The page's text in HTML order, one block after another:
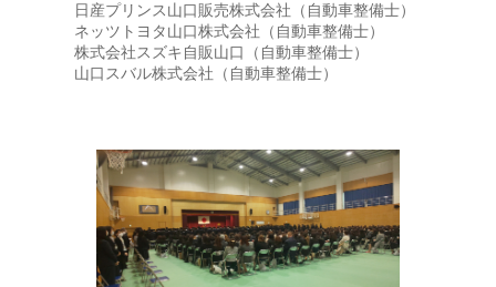
日産プリンス山口販売株式会社（自動車整備士）
ネッツトヨタ山口株式会社（自動車整備士）
株式会社スズキ自販山口（自動車整備士）
山口スバル株式会社（自動車整備士）